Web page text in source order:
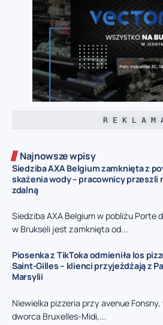
R E K L A M
Najnowsze wpisy
Siedziba AXA Belgium zamknięta z
skażenia wody – pracownicy przeszli
zdalną
Siedziba AXA Belgium w pobliżu Porte
w Brukseli jest zamknięta od...
Piosenka z TikToka odmieniła los
Saint-Gilles – klienci przyjeżdżają z
Marsylii
Niewielka pizzeria przy avenue
dworca Bruxelles-Midi,...